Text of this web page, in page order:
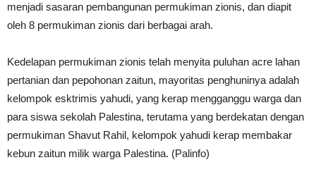
menjadi sasaran pembangunan permukiman zionis, dan diapit
oleh 8 permukiman zionis dari berbagai arah.
Kedelapan permukiman zionis telah menyita puluhan acre lahan
pertanian dan pepohonan zaitun, mayoritas penghuninya adalah
kelompok esktrimis yahudi, yang kerap mengganggu warga dan
para siswa sekolah Palestina, terutama yang berdekatan dengan
permukiman Shavut Rahil, kelompok yahudi kerap membakar
kebun zaitun milik warga Palestina. (Palinfo)